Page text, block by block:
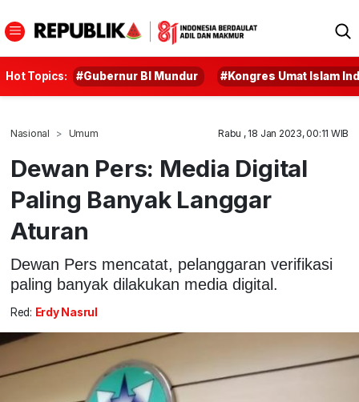
Hot Topics: #Gubernur BI Mundur #Kongres Umat Islam
Nasional Umum Rabu , 18 Jan 2023, 00:11 WIB
Dewan Pers: Media Digital
Paling Banyak Langgar
Aturan
Dewan Pers mencatat, pelanggaran verifikasi
paling banyak dilakukan media digital.
Red: Erdy Nasrul